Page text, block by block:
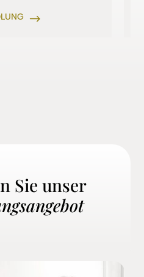
Sie unser